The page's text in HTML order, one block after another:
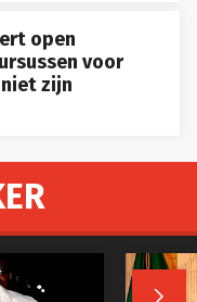
open
voor
zijn